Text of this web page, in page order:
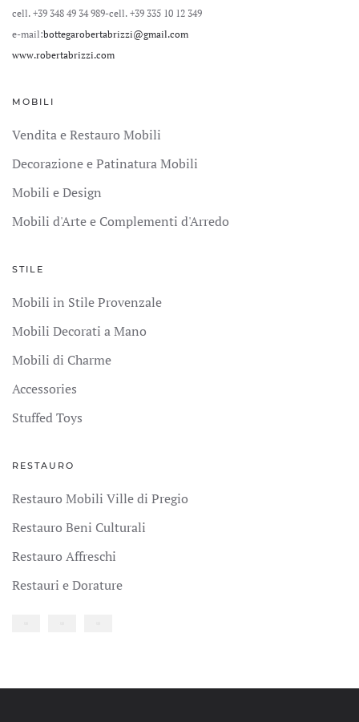
cell. +39 348 49 34 989-cell. +39 335 10 12 349
e-mail:bottegarobertabrizzi@gmail.com
www.robertabrizzi.com
MOBILI
Vendita e Restauro Mobili
Decorazione e Patinatura Mobili
Mobili e Design
Mobili d'Arte e Complementi d'Arredo
STILE
Mobili in Stile Provenzale
Mobili Decorati a Mano
Mobili di Charme
Accessories
Stuffed Toys
RESTAURO
Restauro Mobili Ville di Pregio
Restauro Beni Culturali
Restauro Affreschi
Restauri e Dorature